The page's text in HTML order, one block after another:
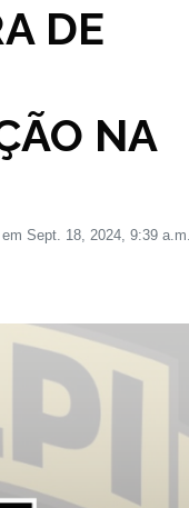
DE
NA
Sept. 18, 2024, 9:39 a.m.